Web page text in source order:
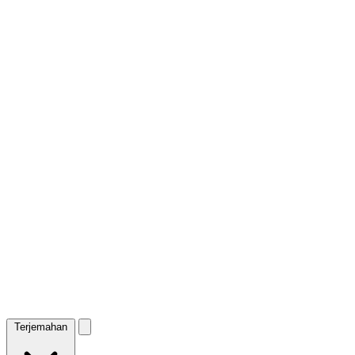
Terjemahan